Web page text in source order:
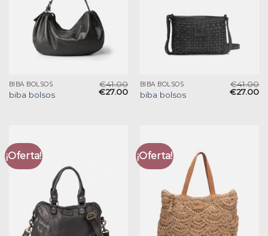
BIBA BOLSOS
biba bolsos
€41.00
€27.00
BIBA BOLSOS
biba bolsos
€41.00
€27.00
¡Oferta! ¡Oferta!